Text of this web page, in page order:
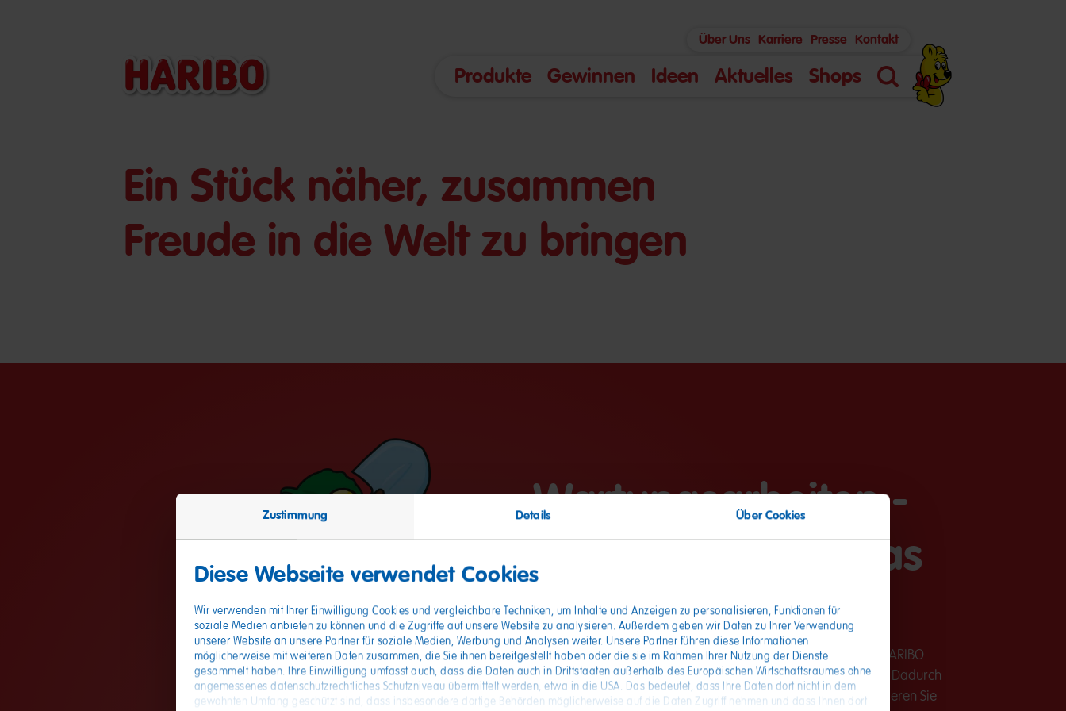
Zustimmung Details Über Cookies
Diese Webseite verwendet Cookies
Wir verwenden mit Ihrer Einwilligung Cookies und vergleichbare Techniken, um Inhalte und Anzeigen zu personalisieren, Funktionen für
soziale Medien anbieten zu können und die Zugriffe auf unsere Website zu analysieren. Außerdem geben wir Daten zu Ihrer Verwendung
unserer Website an unsere Partner für soziale Medien, Werbung und Analysen weiter. Unsere Partner führen diese Informationen
möglicherweise mit weiteren Daten zusammen, die Sie ihnen bereitgestellt haben oder die sie im Rahmen Ihrer Nutzung der Dienste
gesammelt haben. Ihre Einwilligung umfasst auch, dass die Daten auch in Drittstaaten außerhalb des Europäischen Wirtschaftsraumes ohne
angemessenes datenschutzrechtliches Schutzniveau übermittelt werden, etwa in die USA. Das bedeutet, dass Ihre Daten dort nicht in dem
gewohnten Umfang geschützt sind, dass insbesondere dortige Behörden möglicherweise auf die Daten Zugriff nehmen und dass Ihnen dort
Produkte Gewinnen Ideen Aktuelles Shops
Suche
Über Uns Karriere Presse Kontakt
Ein Stück näher, zusammen
Freude in die Welt zu bringen
Wartungsarbeiten -
Wir bitten um etwas
Geduld
Vielen Dank für Ihr Interesse an der bunten Karrierewelt von HARIBO.
Es finden gerade Wartungsarbeiten statt, die ca. 1h andauern. Dadurch
ist eine Bewerbung momentan leider nicht möglich. Bitte probieren Sie